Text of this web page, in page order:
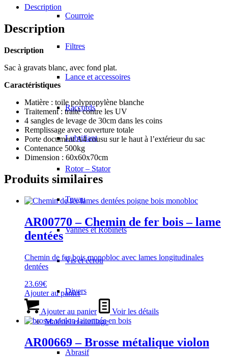
Courroie
Filtres
Lance et accessoires
Raccords
Lubrifiant
Rotor – Stator
Tuyau
Vannes et Robinets
Vis et écrou
Divers
Matériel et outillage
Abrasif
déchets-
gravats
Description
Description
Description
Sac à gravats blanc, avec fond plat.
Caractéristiques
Matière : toile polypropylène blanche
Traitement : traité contre les UV
4 sangles de levage de 30cm dans les coins
Remplissage avec ouverture totale
Porte document A4 cousu sur le haut à l’extérieur du sac
Contenance 500kg
Dimension : 60x60x70cm
Produits similaires
AR00770 – Chemin de fer bois – lame
dentées
Chemin de fer bois monobloc avec lames longitudinales
dentées
23.69€
Ajouter au panier
Ajouter au panier Voir les détails
AR00669 – Brosse métalique violon